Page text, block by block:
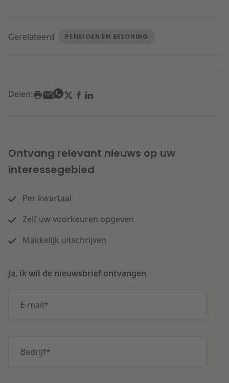
Gerelateerd PENSIOEN EN BELONING
Delen:
Ontvang relevant nieuws op uw
interessegebied
Per kwartaal
Zelf uw voorkeuren opgeven
Makkelijk uitschrijven
Ja, ik wil de nieuwsbrief ontvangen
E-mail*
Bedrijf*